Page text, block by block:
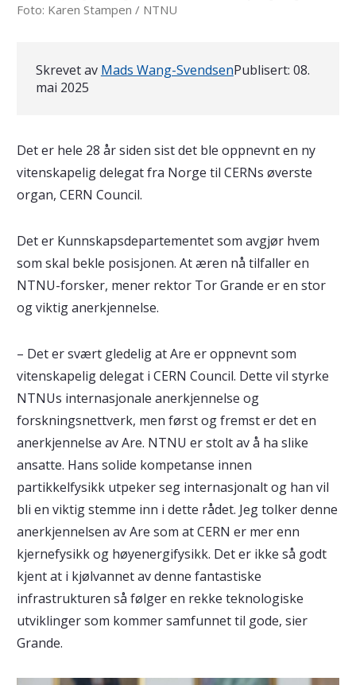
Foto: Karen Stampen / NTNU
Skrevet av Mads Wang-SvendsenPublisert: 08.
mai 2025
Det er hele 28 år siden sist det ble oppnevnt en ny
vitenskapelig delegat fra Norge til CERNs øverste
organ, CERN Council.
Det er Kunnskapsdepartementet som avgjør hvem
som skal bekle posisjonen. At æren nå tilfaller en
NTNU-forsker, mener rektor Tor Grande er en stor
og viktig anerkjennelse.
– Det er svært gledelig at Are er oppnevnt som
vitenskapelig delegat i CERN Council. Dette vil styrke
NTNUs internasjonale anerkjennelse og
forskningsnettverk, men først og fremst er det en
anerkjennelse av Are. NTNU er stolt av å ha slike
ansatte. Hans solide kompetanse innen
partikkelfysikk utpeker seg internasjonalt og han vil
bli en viktig stemme inn i dette rådet. Jeg tolker denne
anerkjennelsen av Are som at CERN er mer enn
kjernefysikk og høyenergifysikk. Det er ikke så godt
kjent at i kjølvannet av denne fantastiske
infrastrukturen så følger en rekke teknologiske
utviklinger som kommer samfunnet til gode, sier
Grande.